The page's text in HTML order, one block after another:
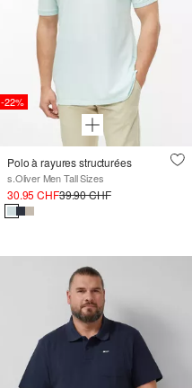
-22%
Polo à rayures structurées
s.Oliver Men Tall Sizes
30.95 CHF39.90 CHF